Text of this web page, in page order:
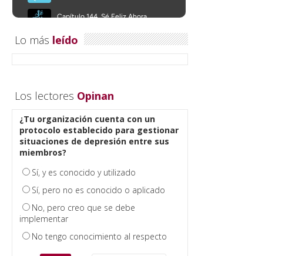
Lo más leído
Los lectores Opinan
¿Tu organización cuenta con un
protocolo establecido para gestionar
situaciones de depresión entre sus
miembros?
Sí, y es conocido y utilizado
Sí, pero no es conocido o aplicado
No, pero creo que se debe
implementar
No tengo conocimiento al respecto